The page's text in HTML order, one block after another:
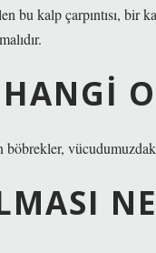
kalp çarpıntısı, bir